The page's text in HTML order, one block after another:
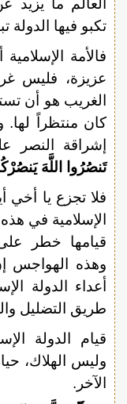
العالم ما
تكبو فيها الدولة
فالأمة
عزيزة، فليس
الغريب هو أن
كان منتظراً لها.
إشراقة
تَنصُرُوا اللَّهَ
فلا تجزع يا أخي
الإسلامية في
قيامها خطر
وهذه الهواجس
أعداء الدولة
طريق التضليل
قيام الدولة
وليس الهلاك،
الآخر.